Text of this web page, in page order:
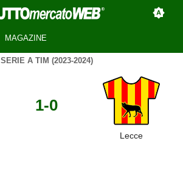
MAGAZINE
SERIE A TIM (2023-2024)
1-0
Lecce